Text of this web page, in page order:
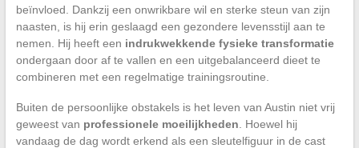
beïnvloed. Dankzij een onwrikbare wil en sterke steun van zijn
naasten, is hij erin geslaagd een gezondere levensstijl aan te
nemen. Hij heeft een indrukwekkende fysieke transformatie
ondergaan door af te vallen en een uitgebalanceerd dieet te
combineren met een regelmatige trainingsroutine.
Buiten de persoonlijke obstakels is het leven van Austin niet vrij
geweest van professionele moeilijkheden . Hoewel hij
vandaag de dag wordt erkend als een sleutelfiguur in de cast